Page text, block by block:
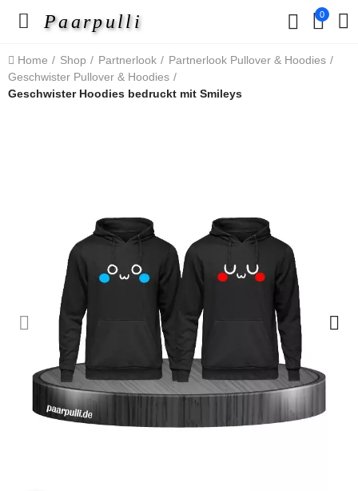
Paarpulli 0
Home Shop Partnerlook
Partnerlook Pullover & Hoodies
Geschwister Pullover & Hoodies
Geschwister Hoodies bedruckt mit Smileys